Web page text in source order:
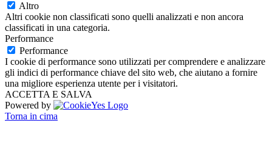
Altro
Altri cookie non classificati sono quelli analizzati e non ancora
classificati in una categoria.
Performance
Performance
I cookie di performance sono utilizzati per comprendere e analizzare
gli indici di performance chiave del sito web, che aiutano a fornire
una migliore esperienza utente per i visitatori.
ACCETTA E SALVA
Powered by
Torna in cima